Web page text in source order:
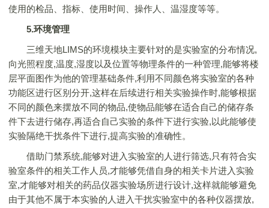
使用的检品、指标、使用时间、操作人、温湿度等等。
5.环境管理
三维天地LIMS的环境模块主要针对的是实验室的分布情况,
向光照程度,温度,湿度以及位置等物理条件的一种管理,能够将楼
层平面图作为他的管理基础条件,利用不同颜色将实验室的各种
功能区进行区别分开,这样在后续进行相关实验操作时,能够根据
不同的颜色来摆放不同的物品,使物品能够在适合自己的储存条
件下去进行储存,再适合自己实验的条件下进行实验,以此能够使
实验隔绝干扰条件下进行,提高实验的准确性。
借助门禁系统,能够对进入实验室的人进行筛选,只有符合实
验室条件的相关工作人员,才能够凭借自身的相关卡片进入实验
室,才能够对相关的药品仪器实验场所进行设计,这样就能够避免
由于其他不属于本实验的人进入干扰实验室中的各种仪器摆放,